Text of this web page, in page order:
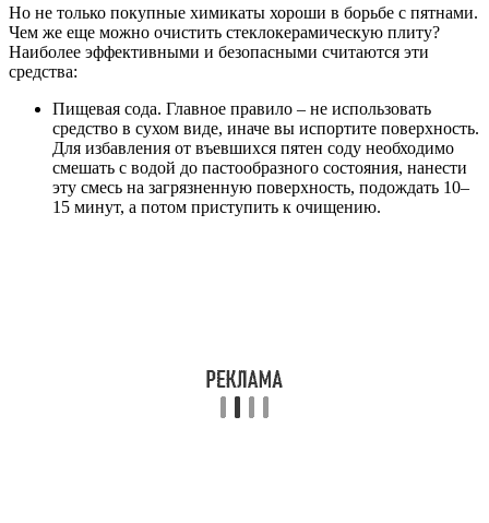
Но не только покупные химикаты хороши в борьбе с пятнами.
Чем же еще можно очистить стеклокерамическую плиту?
Наиболее эффективными и безопасными считаются эти
средства:
Пищевая сода. Главное правило – не использовать
средство в сухом виде, иначе вы испортите поверхность.
Для избавления от въевшихся пятен соду необходимо
смешать с водой до пастообразного состояния, нанести
эту смесь на загрязненную поверхность, подождать 10–
15 минут, а потом приступить к очищению.